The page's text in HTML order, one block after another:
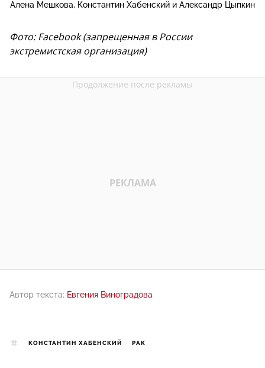
Алена Мешкова, Константин Хабенский и Александр Цыпкин
Фото: Facebook (запрещенная в России
экстремистская организация)
Автор текста: Евгения Виноградова
КОНСТАНТИН ХАБЕНСКИЙ РАК